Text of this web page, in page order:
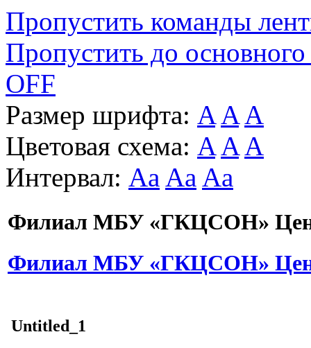
Пропустить команды
Пропустить до основного
OFF
Размер шрифта: A A A
Цветовая схема: A A A
Интервал: Aa Aa Aa
Филиал МБУ «ГКЦСОН»
Филиал МБУ «ГКЦСОН»
Untitled_1